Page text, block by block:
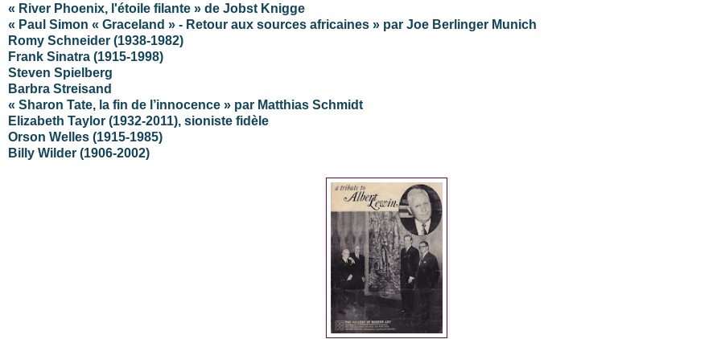
« River Phoenix, l'étoile filante » de Jobst Knigge
« Paul Simon « Graceland » - Retour aux sources africaines » par Joe Berlinger Munich
Romy Schneider (1938-1982)
Frank Sinatra (1915-1998)
Steven Spielberg
Barbra Streisand
« Sharon Tate, la fin de l’innocence » par Matthias Schmidt
Elizabeth Taylor (1932-2011), sioniste fidèle
Orson Welles (1915-1985)
Billy Wilder (1906-2002)